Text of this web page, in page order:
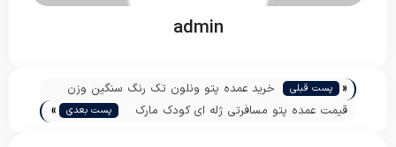
admin
« پست قبلی
خرید عمده پتو ونلون تک رنگ سنگین وزن
قیمت عمده پتو مسافرتی ژله ای کودک مارک
پست بعدی »